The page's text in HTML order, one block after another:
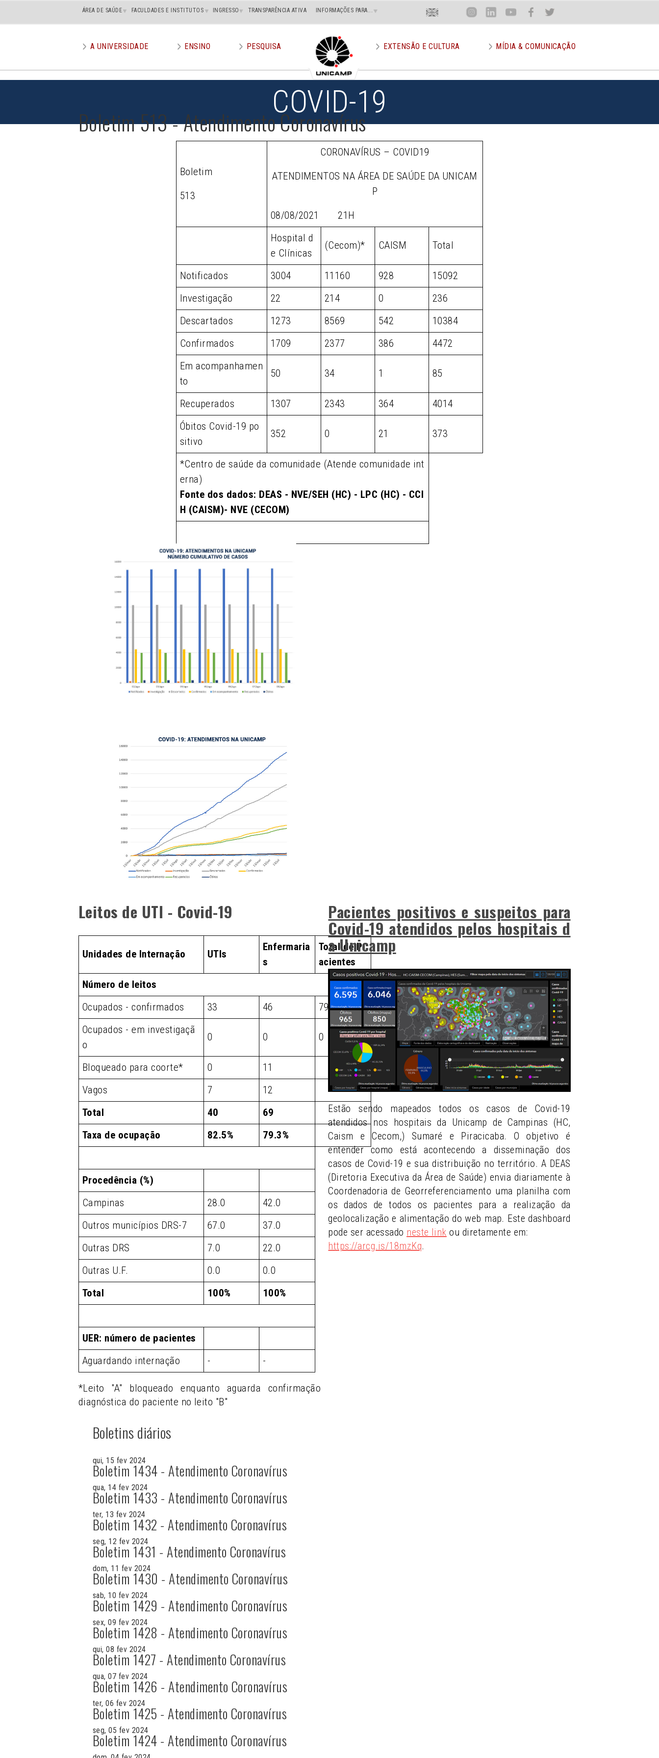
Main
superior
ÁREA DE SAÚDE FACULDADES E INSTITUTOS INGRESSO TRANSPARÊNCIA ATIVA INFORMAÇÕES PARA... Menu
Superior
Direito
En Inst Lin You Face Twit
menu
A UNIVERSIDADE ENSINO PESQUISA EXTENSÃO E CULTURA MÍDIA & COMUNICAÇÃO
COVID-19
Boletim 513 - Atendimento Coronavírus
Boletim
513
CORONAVÍRUS – COVID19
ATENDIMENTOS NA ÁREA DE SAÚDE DA UNICAM
P
08/08/2021 21H
Hospital d
e Clínicas
(Cecom)* CAISM Total
Notificados 3004 11160 928
15092
Investigação
22 214 0
236
Descartados
1273 8569 542
10384
Confirmados
1709 2377 386
4472
Em acompanhamen
to
50 34 1 85
Recuperados 1307 2343 364
4014
Óbitos Covid-19 po
sitivo
352 0 21 373
*Centro de saúde da comunidade (Atende comunidade int
erna)
Fonte dos dados: DEAS - NVE/SEH (HC) - LPC (HC) - CCI
H (CAISM)- NVE (CECOM)
Leitos de UTI - Covid-19
Unidades de Internação UTIs
Enfermaria
s
Total de P
acientes
Número de leitos
Ocupados - confirmados
33 46
79
Ocupados - em investigaçã
o
0 0 0
Bloqueado para coorte* 0
11
Vagos
7
12
Total
40
69
Taxa de ocupação
82.5% 79.3%
Procedência (%)
Campinas
28.0
42.0
Outros municípios DRS-7
67.0
37.0
Outras DRS
7.0
22.0
Outras U.F.
0.0
0.0
Total
100% 100%
UER: número de pacientes
Aguardando internação
- -
*Leito "A" bloqueado enquanto aguarda confirmação
diagnóstica do paciente no leito "B"
Pacientes positivos e suspeitos para
Covid-19 atendidos pelos hospitais d
a Unicamp
Estão sendo mapeados todos os casos de Covid-19
atendidos nos hospitais da Unicamp de Campinas (HC,
Caism e Cecom,) Sumaré e Piracicaba. O objetivo é
entender como está acontecendo a disseminação dos
casos de Covid-19 e sua distribuição no território. A DEAS
(Diretoria Executiva da Área de Saúde) envia diariamente à
Coordenadoria de Georreferenciamento uma planilha com
os dados de todos os pacientes para a realização da
geolocalização e alimentação do web map. Este dashboard
pode ser acessado neste link ou diretamente em:
https://arcg.is/18mzKq.
Boletins diários
qui, 15 fev 2024
Boletim 1434 - Atendimento Coronavírus
qua, 14 fev 2024
Boletim 1433 - Atendimento Coronavírus
ter, 13 fev 2024
Boletim 1432 - Atendimento Coronavírus
seg, 12 fev 2024
Boletim 1431 - Atendimento Coronavírus
dom, 11 fev 2024
Boletim 1430 - Atendimento Coronavírus
sab, 10 fev 2024
Boletim 1429 - Atendimento Coronavírus
sex, 09 fev 2024
Boletim 1428 - Atendimento Coronavírus
qui, 08 fev 2024
Boletim 1427 - Atendimento Coronavírus
qua, 07 fev 2024
Boletim 1426 - Atendimento Coronavírus
ter, 06 fev 2024
Boletim 1425 - Atendimento Coronavírus
seg, 05 fev 2024
Boletim 1424 - Atendimento Coronavírus